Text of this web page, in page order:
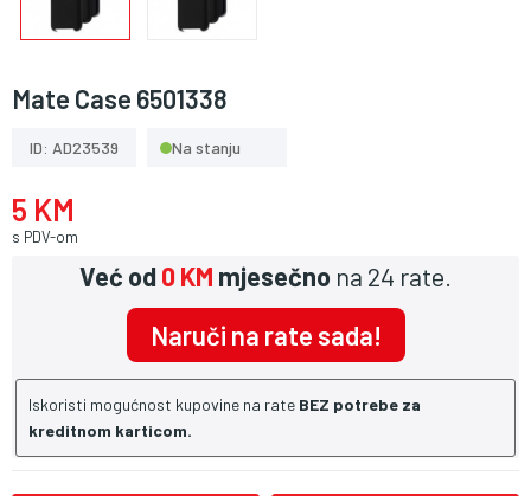
Mate Case 6501338
ID: AD23539 Na stanju
5 KM
s PDV-om
Već od0 KM mjesečno na 24 rate.
Naruči na rate sada!
Iskoristi mogućnost kupovine na rate BEZ potrebe za
kreditnom karticom.